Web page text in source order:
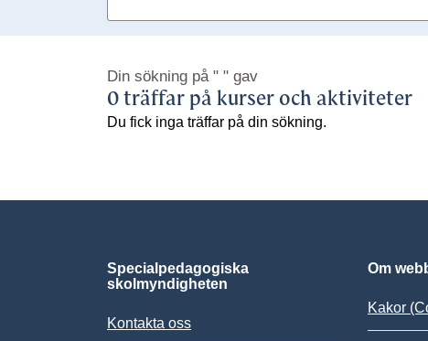
Din sökning på " " gav
0 träffar på kurser och aktiviteter
Du fick inga träffar på din sökning.
Specialpedagogiska
skolmyndigheten
Kontakta oss
Om
Kakor